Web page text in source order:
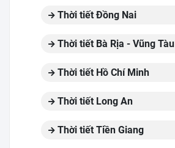
Thời tiết Đồng Nai
Thời tiết Bà Rịa - Vũng Tàu
Thời tiết Hồ Chí Minh
Thời tiết Long An
Thời tiết Tiền Giang